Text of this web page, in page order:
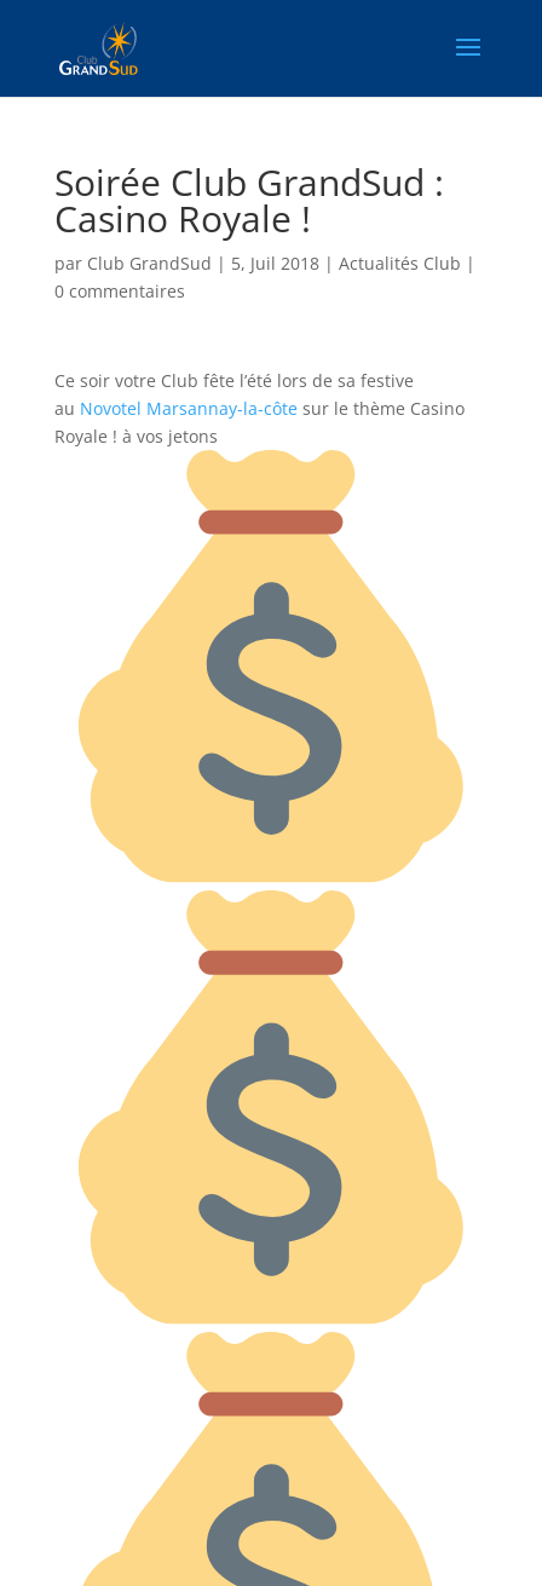
Soirée Club GrandSud :
Casino Royale !
par Club GrandSud | 5, Juil 2018| Actualités Club |
0 commentaires
Ce soir votre Club fête l’été lors de sa festive
au Novotel Marsannay-la-côtesur le thème Casino
Royale ! à vos jetons